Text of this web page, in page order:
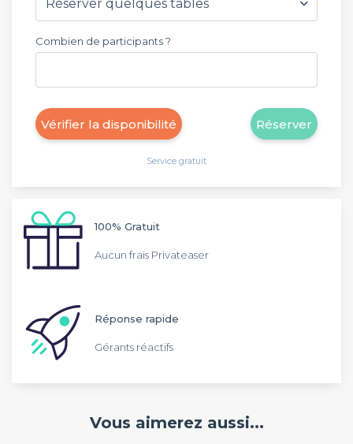
Combien de participants ?
Réserver
Vérifier la disponibilité
Service gratuit
100% Gratuit
Aucun frais Privateaser
Réponse rapide
Gérants réactifs
Vous aimerez aussi...